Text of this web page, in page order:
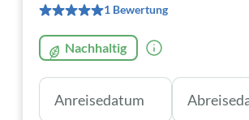
1 Bewertung
Nachhaltig